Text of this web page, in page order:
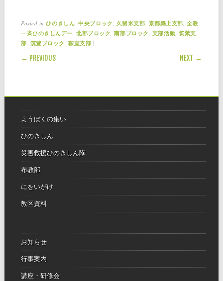
Posted inひのきしん,中央ブロック, 久留米支部, 京都築上支部,全教
一斉ひのきしんデー,北部ブロック,南部ブロック, 支部活動,筑紫支
部, 筑豊ブロック,鞍直支部 |
POST NAVIGATION
← PREVIOUS NEXT →
ようぼくの集い
ひのきしん
災害救援ひのきしん隊
布教部
にをいがけ
教区資料
お知らせ
行事案内
講座・研修会